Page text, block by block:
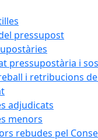
pressupost
pressupostària i
i retribucions
adjudicats
menors
rebudes pel